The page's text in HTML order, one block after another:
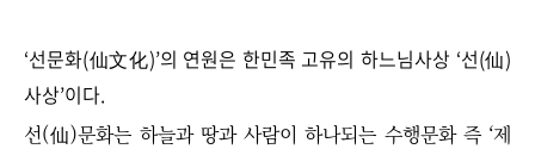
‘선문화(仙文化)’의 연원은 한민족 고유의 하느님사상 ‘선(仙)
사상’이다.
선(仙)문화는 하늘과 땅과 사람이 하나되는 수행문화 즉 ‘제